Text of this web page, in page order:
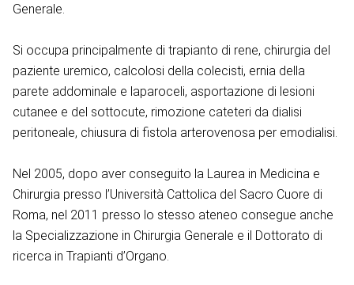
Generale.
Si occupa principalmente di trapianto di rene, chirurgia del
paziente uremico, calcolosi della colecisti, ernia della
parete addominale e laparoceli, asportazione di lesioni
cutanee e del sottocute, rimozione cateteri da dialisi
peritoneale, chiusura di fistola arterovenosa per emodialisi.
Nel 2005, dopo aver conseguito la Laurea in Medicina e
Chirurgia presso l’Università Cattolica del Sacro Cuore di
Roma, nel 2011 presso lo stesso ateneo consegue anche
la Specializzazione in Chirurgia Generale e il Dottorato di
ricerca in Trapianti d’Organo.